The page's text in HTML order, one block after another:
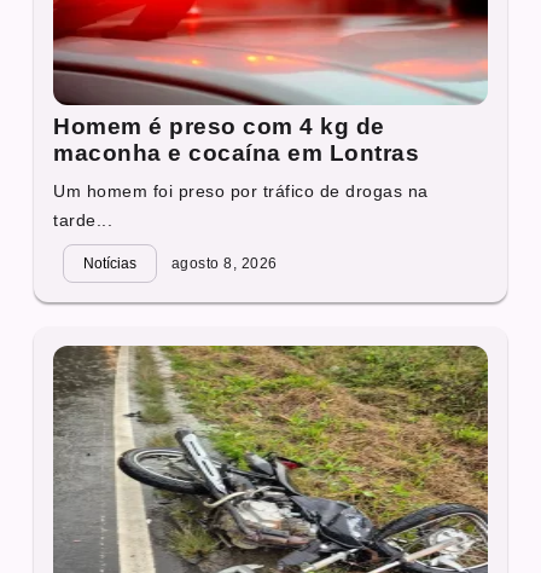
Homem é preso com 4 kg de
maconha e cocaína em Lontras
Um homem foi preso por tráfico de drogas na
tarde...
Notícias agosto 8, 2026